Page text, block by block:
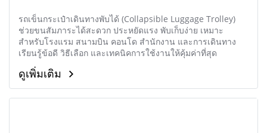
รถเข็นกระเป๋าเดินทางพับได้ (Collapsible Luggage Trolley)
ช่วยขนสัมภาระได้สะดวก ประหยัดแรง พับเก็บง่าย เหมาะ
สำหรับโรงแรม สนามบิน คอนโด สำนักงาน และการเดินทาง
เรียนรู้ข้อดี วิธีเลือก และเทคนิคการใช้งานให้คุ้มค่าที่สุด
ดูเพิ่มเติม